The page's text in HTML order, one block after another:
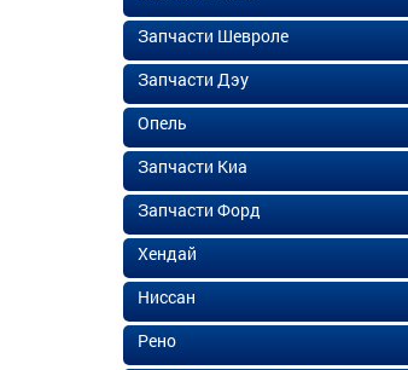
Запчасти Шевроле
Запчасти Дэу
Опель
Запчасти Киа
Запчасти Форд
Хендай
Ниссан
Рено